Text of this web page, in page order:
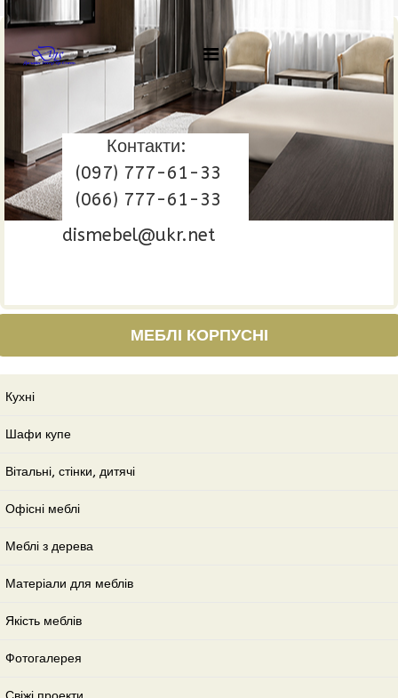
Контакти:
(097) 777-61-33
(066) 777-61-33
dismebel@ukr.net
МЕБЛІ КОРПУСНІ
Кухні
Шафи купе
Вітальні, стінки, дитячі
Офісні меблі
Меблі з дерева
Матеріали для меблів
Якість меблів
Фотогалерея